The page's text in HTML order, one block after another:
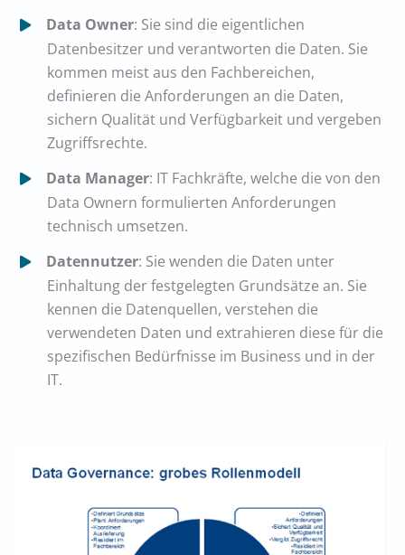
Data Owner: Sie sind die eigentlichen
Datenbesitzer und verantworten die Daten. Sie
kommen meist aus den Fachbereichen,
definieren die Anforderungen an die Daten,
sichern Qualität und Verfügbarkeit und vergeben
Zugriffsrechte.
Data Manager: IT Fachkräfte, welche die von den
Data Ownern formulierten Anforderungen
technisch umsetzen.
Datennutzer: Sie wenden die Daten unter
Einhaltung der festgelegten Grundsätze an. Sie
kennen die Datenquellen, verstehen die
verwendeten Daten und extrahieren diese für die
spezifischen Bedürfnisse im Business und in der
IT.